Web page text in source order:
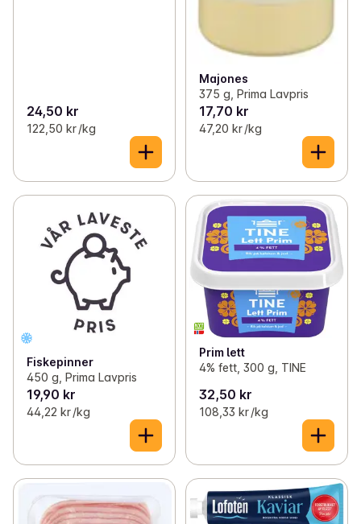
24,50 kr
122,50 kr /kg
Majones
375 g, Prima Lavpris
17,70 kr
47,20 kr /kg
Fiskepinner
450 g, Prima Lavpris
19,90 kr
44,22 kr /kg
Prim lett
4% fett, 300 g, TINE
32,50 kr
108,33 kr /kg